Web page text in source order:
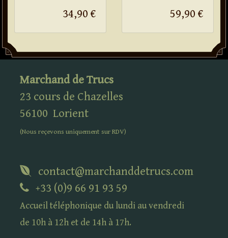
34,90 € 59,90 €
Marchand de Trucs
23 cours de Chazelles
56100 Lorient
(Nous reçevons uniquement surRDV)
contact@marchanddetrucs.com
+33 (0)9 66 91 93 59
Accueil téléphonique du lundi au vendredi
de 10h à 12h et de 14h à 17h.